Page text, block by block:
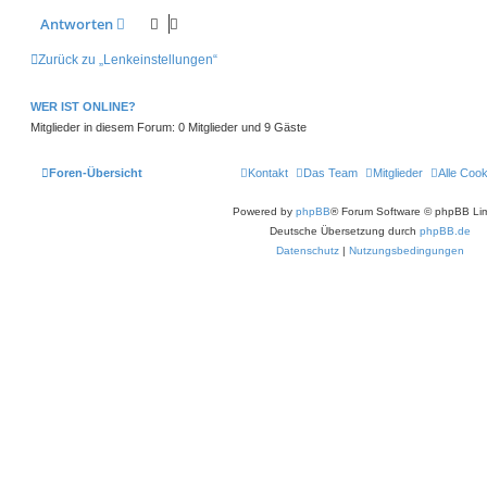
Antworten
Zurück zu „Lenkeinstellungen“
WER IST ONLINE?
Mitglieder in diesem Forum: 0 Mitglieder und 9 Gäste
Foren-Übersicht Alle
Mitglieder
Das Team
Kontakt
Powered by phpBB® Forum Software © phpBB
Deutsche Übersetzung durch phpBB.de
Datenschutz | Nutzungsbedingungen